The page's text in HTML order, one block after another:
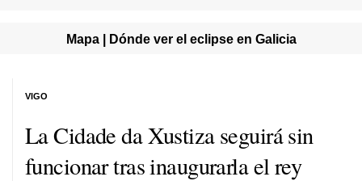
Mapa | Dónde ver el eclipse en Galicia
La Cidade da Xustiza seguirá sin
funcionar tras inaugurarla el rey
VIGO